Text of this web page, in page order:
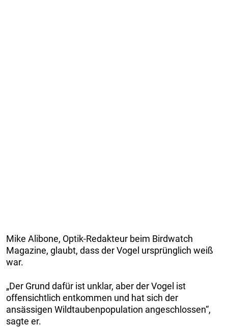
Mike Alibone, Optik-Redakteur beim Birdwatch
Magazine, glaubt, dass der Vogel ursprünglich weiß
war.
„Der Grund dafür ist unklar, aber der Vogel ist
offensichtlich entkommen und hat sich der
ansässigen Wildtaubenpopulation angeschlossen“,
sagte er.